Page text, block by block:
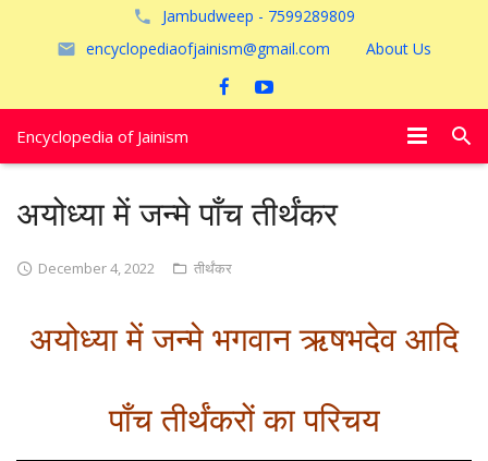
Jambudweep - 7599289809
encyclopediaofjainism@gmail.com
About Us
Encyclopedia of Jainism
अयोध्या
अयोध्या में जन्मे पाँच तीर्थंकर
December 4, 2022 तीर्थंकर
अयोध्या में जन्मे भगवान ऋषभदेव आदि
पाँच तीर्थंकरों का परिचय